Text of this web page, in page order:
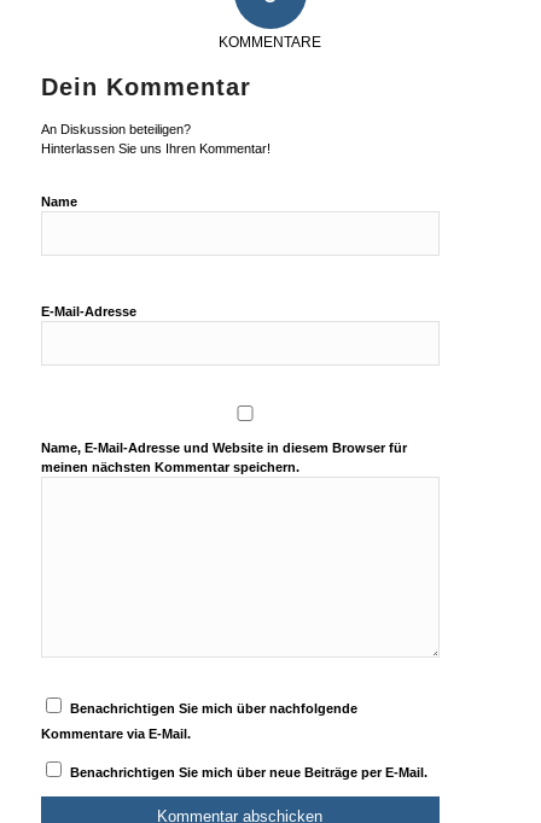
KOMMENTARE
Dein Kommentar
An Diskussion beteiligen?
Hinterlassen Sie uns Ihren Kommentar!
Name
E-Mail-Adresse
Name, E-Mail-Adresse und Website in diesem Browser für
meinen nächsten Kommentar speichern.
Benachrichtigen Sie mich über nachfolgende
Kommentare via E-Mail.
Benachrichtigen Sie mich über neue Beiträge per E-Mail.